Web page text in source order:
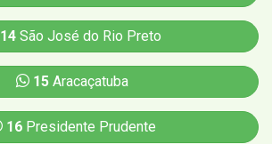
14 São José do Rio Preto
15 Aracaçatuba
16Presidente Prudente